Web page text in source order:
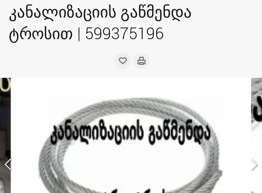
კანალიზაციის გაწმენდა
ტროსით | 599375196